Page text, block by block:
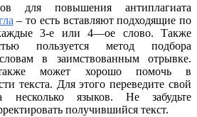
для повышения антиплагиата
– то есть вставляют подходящие по
3-е или 4—ое слово. Также
пользуется метод подбора
в заимствованным отрывке.
также может хорошо помочь в
текста. Для этого переведите свой
несколько языков. Не забудьте
получившийся текст.